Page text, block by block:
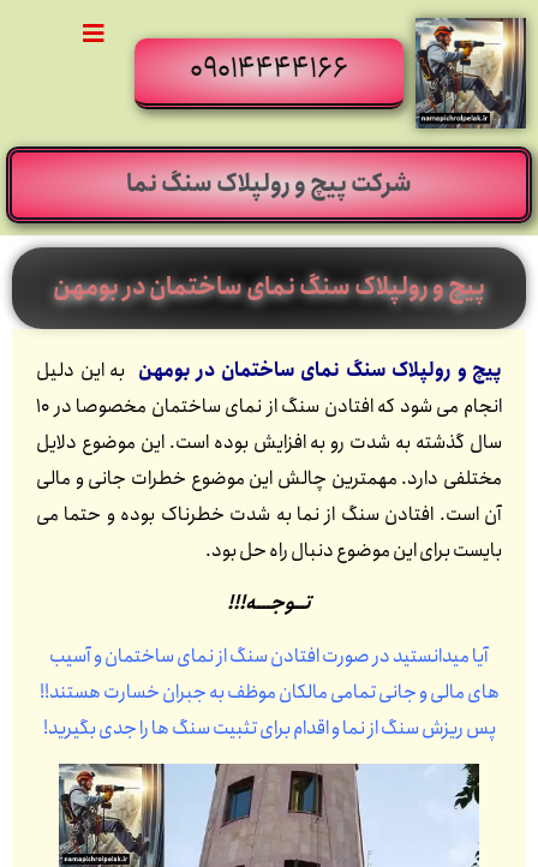
09014444166
شرکت پیچ و رولپلاک سنگ نما
پیچ و رولپلاک سنگ نمای ساختمان در بومهن
پیچ و رولپلاک سنگ نمای ساختمان در بومهن به این دلیل
انجام می شود که افتادن سنگ از نمای ساختمان مخصوصا در 10
سال گذشته به شدت رو به افزایش بوده است. این موضوع دلایل
مختلفی دارد. مهمترین چالش این موضوع خطرات جانی و مالی
آن است. افتادن سنگ از نما به شدت خطرناک بوده و حتما می
بایست برای این موضوع دنبال راه حل بود.
تــوجـــه!!!
آیا میدانستید در صورت افتادن سنگ از نمای ساختمان و آسیب
های مالی و جانی تمامی مالکان موظف به جبران خسارت هستند!!
پس ریزش سنگ از نما و اقدام برای تثبیت سنگ ها را جدی بگیرید!